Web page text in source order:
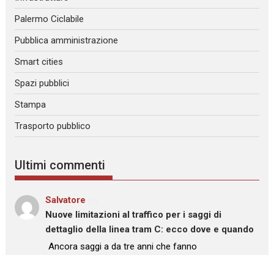
Palermo Ciclabile
Pubblica amministrazione
Smart cities
Spazi pubblici
Stampa
Trasporto pubblico
Ultimi commenti
Salvatore
Nuove limitazioni al traffico per i saggi di
dettaglio della linea tram C: ecco dove e quando
: “
Ancora saggi a da tre anni che fanno